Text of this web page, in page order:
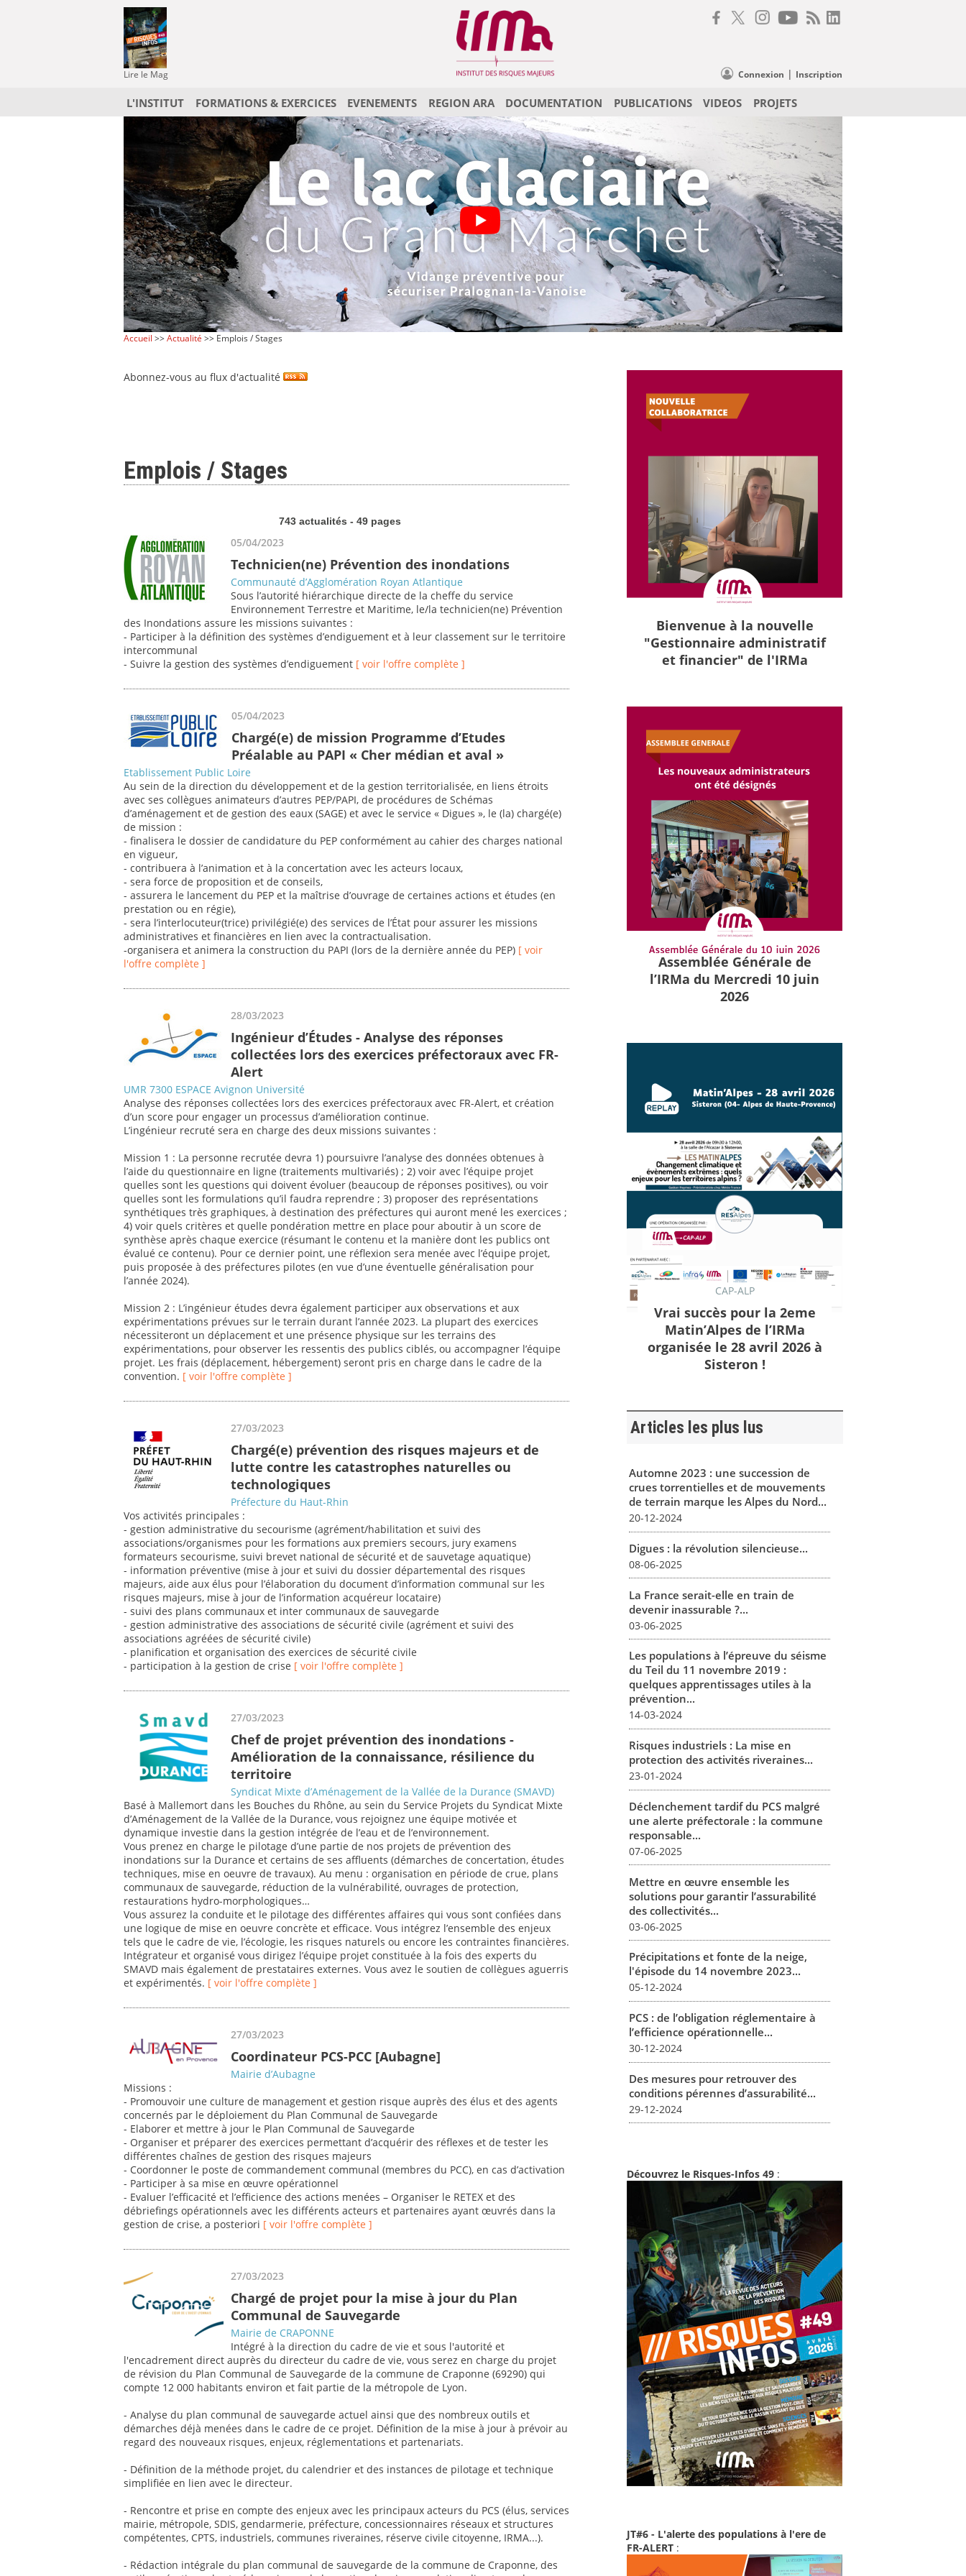
Lire le Mag Connexion | Inscription
L'INSTITUT FORMATIONS & EXERCICES EVENEMENTS REGION ARA DOCUMENTATION PUBLICATIONS VIDEOS PROJETS
Accueil >>Actualité >> Emplois / Stages
Abonnez-vous au flux d'actualité
Emplois / Stages
743 actualités - 49 pages
05/04/2023
Technicien(ne) Prévention des inondations
Communauté d’Agglomération Royan Atlantique
Sous l’autorité hiérarchique directe de la cheffe du service
Environnement Terrestre et Maritime, le/la technicien(ne) Prévention
des Inondations assure les missions suivantes :
- Participer à la définition des systèmes d’endiguement et à leur classement sur le territoire
intercommunal
- Suivre la gestion des systèmes d’endiguement [ voir l'offre complète ]
05/04/2023
Chargé(e) de mission Programme d’Etudes
Préalable au PAPI « Cher médian et aval »
Etablissement Public Loire
Au sein de la direction du développement et de la gestion territorialisée, en liens étroits
avec ses collègues animateurs d’autres PEP/PAPI, de procédures de Schémas
d’aménagement et de gestion des eaux (SAGE) et avec le service « Digues », le (la) chargé(e)
de mission :
- finalisera le dossier de candidature du PEP conformément au cahier des charges national
en vigueur,
- contribuera à l’animation et à la concertation avec les acteurs locaux,
- sera force de proposition et de conseils,
- assurera le lancement du PEP et la maîtrise d’ouvrage de certaines actions et études (en
prestation ou en régie),
- sera l’interlocuteur(trice) privilégié(e) des services de l’État pour assurer les missions
administratives et financières en lien avec la contractualisation.
-organisera et animera la construction du PAPI (lors de la dernière année du PEP) [ voir
l'offre complète ]
28/03/2023
Ingénieur d’Études - Analyse des réponses
collectées lors des exercices préfectoraux avec FR-
Alert
UMR 7300 ESPACE Avignon Université
Analyse des réponses collectées lors des exercices préfectoraux avec FR-Alert, et création
d’un score pour engager un processus d’amélioration continue.
L’ingénieur recruté sera en charge des deux missions suivantes :
Mission 1 : La personne recrutée devra 1) poursuivre l’analyse des données obtenues à
l’aide du questionnaire en ligne (traitements multivariés) ; 2) voir avec l’équipe projet
quelles sont les questions qui doivent évoluer (beaucoup de réponses positives), ou voir
quelles sont les formulations qu’il faudra reprendre ; 3) proposer des représentations
synthétiques très graphiques, à destination des préfectures qui auront mené les exercices ;
4) voir quels critères et quelle pondération mettre en place pour aboutir à un score de
synthèse après chaque exercice (résumant le contenu et la manière dont les publics ont
évalué ce contenu). Pour ce dernier point, une réflexion sera menée avec l’équipe projet,
puis proposée à des préfectures pilotes (en vue d’une éventuelle généralisation pour
l’année 2024).
Mission 2 : L’ingénieur études devra également participer aux observations et aux
expérimentations prévues sur le terrain durant l’année 2023. La plupart des exercices
nécessiteront un déplacement et une présence physique sur les terrains des
expérimentations, pour observer les ressentis des publics ciblés, ou accompagner l’équipe
projet. Les frais (déplacement, hébergement) seront pris en charge dans le cadre de la
convention. [ voir l'offre complète ]
27/03/2023
Chargé(e) prévention des risques majeurs et de
lutte contre les catastrophes naturelles ou
technologiques
Préfecture du Haut-Rhin
Vos activités principales :
- gestion administrative du secourisme (agrément/habilitation et suivi des
associations/organismes pour les formations aux premiers secours, jury examens
formateurs secourisme, suivi brevet national de sécurité et de sauvetage aquatique)
- information préventive (mise à jour et suivi du dossier départemental des risques
majeurs, aide aux élus pour l’élaboration du document d’information communal sur les
risques majeurs, mise à jour de l’information acquéreur locataire)
- suivi des plans communaux et inter communaux de sauvegarde
- gestion administrative des associations de sécurité civile (agrément et suivi des
associations agréées de sécurité civile)
- planification et organisation des exercices de sécurité civile
- participation à la gestion de crise [ voir l'offre complète ]
27/03/2023
Chef de projet prévention des inondations -
Amélioration de la connaissance, résilience du
territoire
Syndicat Mixte d’Aménagement de la Vallée de la Durance (SMAVD)
Basé à Mallemort dans les Bouches du Rhône, au sein du Service Projets du Syndicat Mixte
d’Aménagement de la Vallée de la Durance, vous rejoignez une équipe motivée et
dynamique investie dans la gestion intégrée de l’eau et de l’environnement.
Vous prenez en charge le pilotage d’une partie de nos projets de prévention des
inondations sur la Durance et certains de ses affluents (démarches de concertation, études
techniques, mise en oeuvre de travaux). Au menu : organisation en période de crue, plans
communaux de sauvegarde, réduction de la vulnérabilité, ouvrages de protection,
restaurations hydro-morphologiques…
Vous assurez la conduite et le pilotage des différentes affaires qui vous sont confiées dans
une logique de mise en oeuvre concrète et efficace. Vous intégrez l’ensemble des enjeux
tels que le cadre de vie, l’écologie, les risques naturels ou encore les contraintes financières.
Intégrateur et organisé vous dirigez l’équipe projet constituée à la fois des experts du
SMAVD mais également de prestataires externes. Vous avez le soutien de collègues aguerris
et expérimentés. [ voir l'offre complète ]
27/03/2023
Coordinateur PCS-PCC [Aubagne]
Mairie d’Aubagne
Missions :
- Promouvoir une culture de management et gestion risque auprès des élus et des agents
concernés par le déploiement du Plan Communal de Sauvegarde
- Elaborer et mettre à jour le Plan Communal de Sauvegarde
- Organiser et préparer des exercices permettant d’acquérir des réflexes et de tester les
différentes chaînes de gestion des risques majeurs
- Coordonner le poste de commandement communal (membres du PCC), en cas d’activation
- Participer à sa mise en œuvre opérationnel
- Evaluer l’efficacité et l’efficience des actions menées – Organiser le RETEX et des
débriefings opérationnels avec les différents acteurs et partenaires ayant œuvrés dans la
gestion de crise, a posteriori [ voir l'offre complète ]
27/03/2023
Chargé de projet pour la mise à jour du Plan
Communal de Sauvegarde
Mairie de CRAPONNE
Intégré à la direction du cadre de vie et sous l'autorité et
l'encadrement direct auprès du directeur du cadre de vie, vous serez en charge du projet
de révision du Plan Communal de Sauvegarde de la commune de Craponne (69290) qui
compte 12 000 habitants environ et fait partie de la métropole de Lyon.
- Analyse du plan communal de sauvegarde actuel ainsi que des nombreux outils et
démarches déjà menées dans le cadre de ce projet. Définition de la mise à jour à prévoir au
regard des nouveaux risques, enjeux, réglementations et partenariats.
- Définition de la méthode projet, du calendrier et des instances de pilotage et technique
simplifiée en lien avec le directeur.
- Rencontre et prise en compte des enjeux avec les principaux acteurs du PCS (élus, services
mairie, métropole, SDIS, gendarmerie, préfecture, concessionnaires réseaux et structures
compétentes, CPTS, industriels, communes riveraines, réserve civile citoyenne, IRMA...).
- Rédaction intégrale du plan communal de sauvegarde de la commune de Craponne, des
Bienvenue à la nouvelle
"Gestionnaire administratif
et financier" de l'IRMa
Assemblée Générale de
l’IRMa du Mercredi 10 juin
2026
CAP-ALP
Vrai succès pour la 2eme
Matin’Alpes de l’IRMa
organisée le 28 avril 2026 à
Sisteron !
Articles les plus lus
Automne 2023 : une succession de
crues torrentielles et de mouvements
de terrain marque les Alpes du Nord...
20-12-2024
Digues : la révolution silencieuse...
08-06-2025
La France serait-elle en train de
devenir inassurable ?...
03-06-2025
Les populations à l’épreuve du séisme
du Teil du 11 novembre 2019 :
quelques apprentissages utiles à la
prévention...
14-03-2024
Risques industriels : La mise en
protection des activités riveraines...
23-01-2024
Déclenchement tardif du PCS malgré
une alerte préfectorale : la commune
responsable...
07-06-2025
Mettre en œuvre ensemble les
solutions pour garantir l’assurabilité
des collectivités...
03-06-2025
Précipitations et fonte de la neige,
l'épisode du 14 novembre 2023...
05-12-2024
PCS : de l’obligation réglementaire à
l’efficience opérationnelle...
30-12-2024
Des mesures pour retrouver des
conditions pérennes d’assurabilité...
29-12-2024
Découvrez le Risques-Infos 49 :
JT#6 - L'alerte des populations à l'ere de
FR-ALERT :